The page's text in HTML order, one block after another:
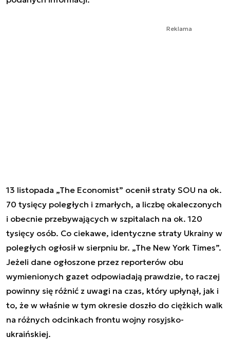
Reklama
13 listopada „The Economist” ocenił straty SOU na ok.
70 tysięcy poległych i zmarłych, a liczbę okaleczonych
i obecnie przebywających w szpitalach na ok. 120
tysięcy osób. Co ciekawe, identyczne straty Ukrainy w
poległych ogłosił w sierpniu br. „The New York Times”.
Jeżeli dane ogłoszone przez reporterów obu
wymienionych gazet odpowiadają prawdzie, to raczej
powinny się różnić z uwagi na czas, który upłynął, jak i
to, że w właśnie w tym okresie doszło do ciężkich walk
na różnych odcinkach frontu wojny rosyjsko-
ukraińskiej.